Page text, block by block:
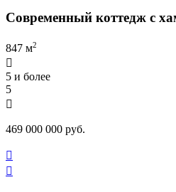
Современный коттедж с
847 м2

5 и более
5

469 000 000 руб.

